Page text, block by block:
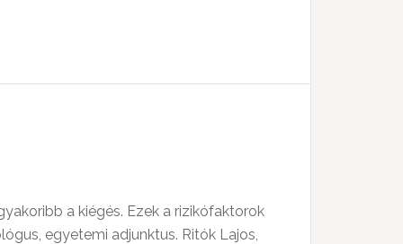
a kiégés. Ezek a rizikófaktorok
egyetemi adjunktus. Ritók Lajos,